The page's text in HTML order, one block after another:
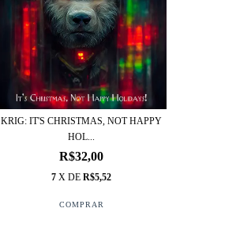
KRIG: IT'S CHRISTMAS, NOT HAPPY
HOL...
R$32,00
7 X DER$5,52